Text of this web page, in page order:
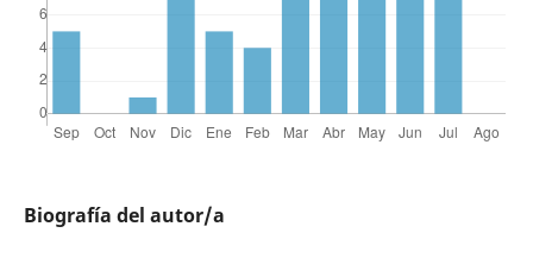
Biografía del autor/a